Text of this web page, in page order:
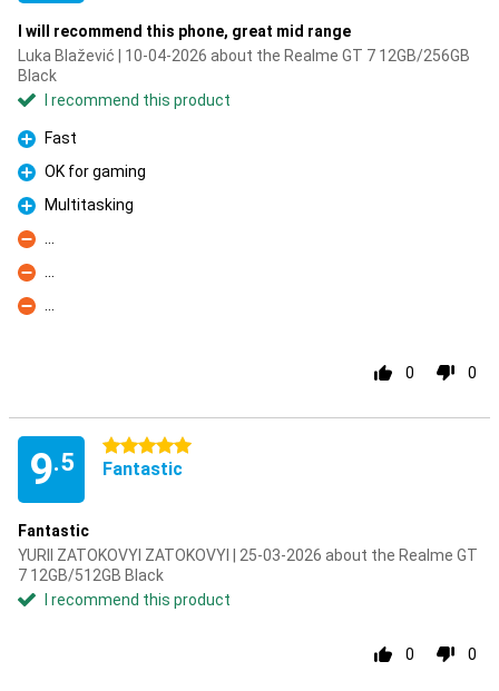
I will recommend this phone, great mid range
Luka Blažević | 10-04-2026 about the Realme GT 7 12GB/256GB
Black
I recommend this product
Pro
Fast
Pro
OK for gaming
Pro
Multitasking
Con
Con
Con
0 0
9.5
5 stars
Fantastic
Fantastic
YURII ZATOKOVYI ZATOKOVYI | 25-03-2026 about the Realme GT
7 12GB/512GB Black
I recommend this product
0 0